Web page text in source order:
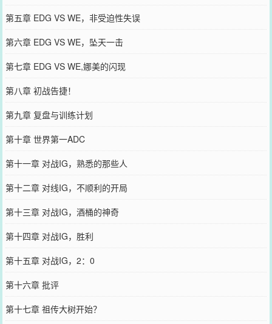
第五章 EDG VS WE，非受迫性失误
第六章 EDG VS WE，坠天一击
第七章 EDG VS WE,娜美的闪现
第八章 初战告捷！
第九章 复盘与训练计划
第十章 世界第一ADC
第十一章 对战IG，熟悉的那些人
第十二章 对线IG，不顺利的开局
第十三章 对战IG，酒桶的神奇
第十四章 对战IG，胜利
第十五章 对战IG，2：0
第十六章 批评
第十七章 祖传大树开始？